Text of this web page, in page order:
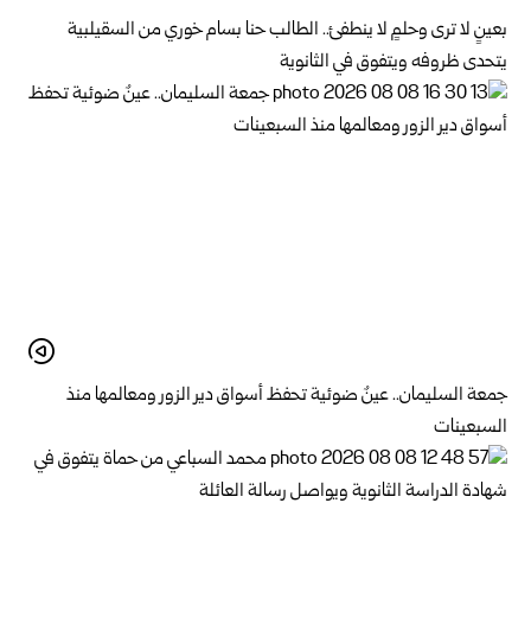
بعينٍ لا ترى وحلمٍ لا ينطفئ.. الطالب حنا بسام خوري من السقيلبية
يتحدى ظروفه ويتفوق في الثانوية
جمعة السليمان.. عينٌ ضوئية تحفظ أسواق دير الزور ومعالمها منذ
السبعينات